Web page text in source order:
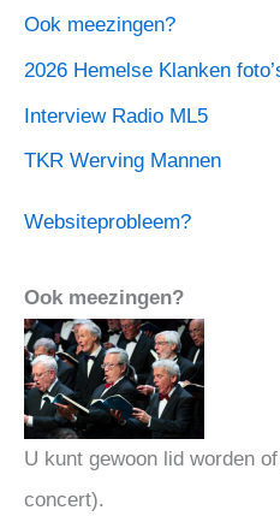
Ook meezingen?
2026 Hemelse Klanken
Interview Radio ML5
TKR Werving Mannen
Websiteprobleem?
Ook meezingen?
U kunt gewoon lid worden
concert).